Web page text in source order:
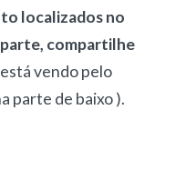
localizados no
compartilhe
vendo pelo
parte de baixo ).